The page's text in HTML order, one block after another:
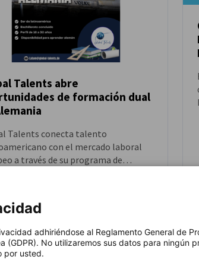
Talents abre
de formación dual
Talents conecta talento
con el mercado laboral
a través de su programa de
modelo reconocido
adhiriéndose al Reglamento General de
(GDPR). No utilizaremos sus datos para ningún
por usted.